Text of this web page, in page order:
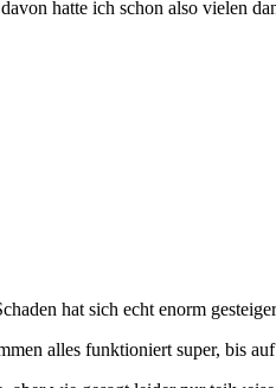
hatte ich schon also vielen
hat sich echt enorm
alles funktioniert super, bis